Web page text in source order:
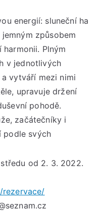
V
energií: sluneční ha
způsobem
Plným
v jednotlivých
vytváří mezi nimi
upravuje držení
pohodě.
začátečníky i
podle svých
od 2. 3. 2022.